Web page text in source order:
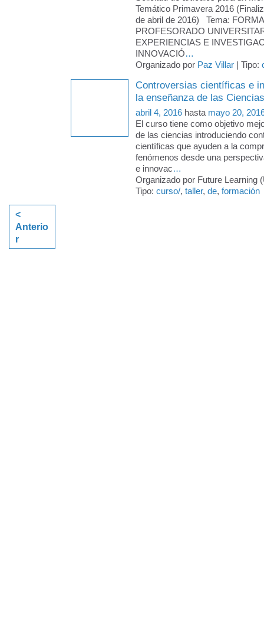
Temático Primavera 2016
de abril de 2016) Tema:
PROFESORADO
EXPERIENCIAS E
INNOVACIÓ…
Organizado por Paz Villar | Tipo:
Controversias científicas e
la enseñanza de las Ciencias
abril 4, 2016 hasta mayo 20,
El curso tiene como objetivo
de las ciencias introduciendo
científicas que ayuden a la
fenómenos desde una
e innovac…
Organizado por Future Learning
Tipo: curso/, taller, de, formación
<
Anterio
r